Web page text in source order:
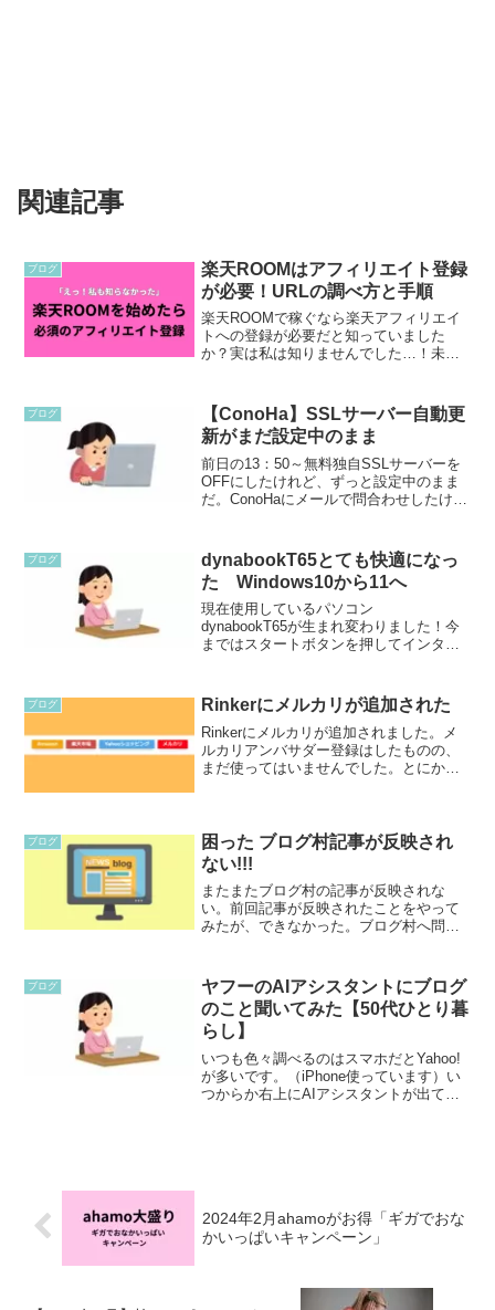
関連記事
ブログ
楽天ROOMはアフィリエイト登録
が必要！URLの調べ方と手順
楽天ROOMで稼ぐなら楽天アフィリエイ
トへの登録が必要だと知っていました
か？実は私は知りませんでした…！未登
登録の手順と正しいURLの調べ方を解説
します。
ブログ
【ConoHa】SSLサーバー自動更
新がまだ設定中のまま
前日の13：50～無料独自SSLサーバーを
OFFにしたけれど、ずっと設定中のまま
だ。ConoHaにメールで問合わせしたけれ
とても親切にいろいろ教えてくれた！再
度...
ブログ
dynabookT65とても快適になっ
た Windows10から11へ
現在使用しているパソコン
dynabookT65が生まれ変わりました！今
まではスタートボタンを押してインター
タスクマネージャーのディスク100％問題
もあり、いろいろ試...
ブログ Rinkerにメルカリが追加された
Rinkerにメルカリが追加されました。メ
ルカリアンバサダー登録はしたものの、
まだ使ってはいませんでした。とにかく
ダーとは、メルカリ...
ブログ
困った ブログ村記事が反映され
ない!!!
またまたブログ村の記事が反映されな
い。前回記事が反映されたことをやって
みたが、できなかった。ブログ村へ問合
グ村に反映されません。よろしくお願い
いたします。ブログ村サポー...
ブログ
ヤフーのAIアシスタントにブログ
のこと聞いてみた【50代ひとり暮
らし】
いつも色々調べるのはスマホだとYahoo!
が多いです。（iPhone使っています）い
つからか右上にAIアシスタントが出てく
2024年2月ahamoがお得「ギガでおな
かいっぱいキャンペーン」